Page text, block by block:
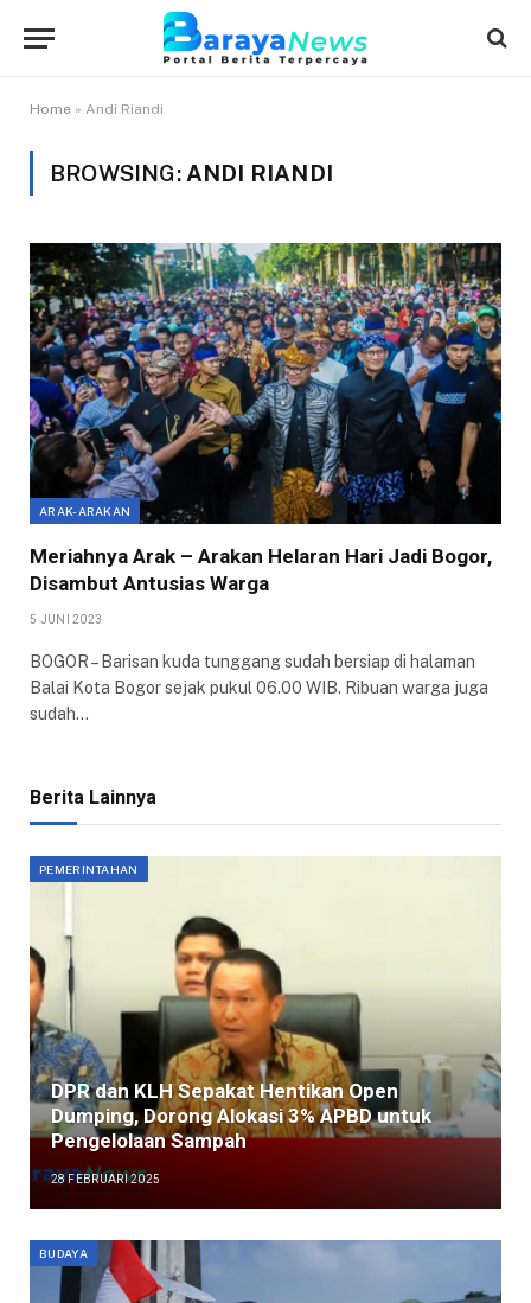
Home » Andi Riandi
BROWSING: ANDI RIANDI
ARAK-ARAKAN
Meriahnya Arak – Arakan Helaran Hari Jadi Bogor,
Disambut Antusias Warga
5 JUNI 2023
BOGOR – Barisan kuda tunggang sudah bersiap di halaman
Balai Kota Bogor sejak pukul 06.00 WIB. Ribuan warga juga
sudah…
Berita Lainnya
PEMERINTAHAN
DPR dan KLH Sepakat Hentikan Open
Dumping, Dorong Alokasi 3% APBD untuk
Pengelolaan Sampah
28 FEBRUARI 2025
BUDAYA